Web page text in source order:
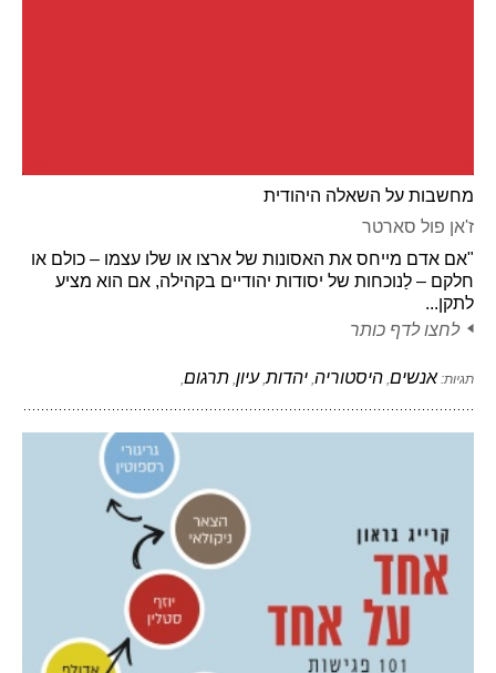
מחשבות על השאלה היהודית
ז'אן פול סארטר
"אם אדם מייחס את האסונות של ארצו או שלו עצמו – כולם או
חלקם – לַנוכחות של יסודות יהודיים בקהילה, אם הוא מציע
לתקן...
לחצו לדף כותר
תגיות:אנשים היסטוריה יהדות ,עיון תרגום